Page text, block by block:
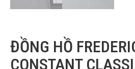
ĐỒNG HỒ
CONSTANT